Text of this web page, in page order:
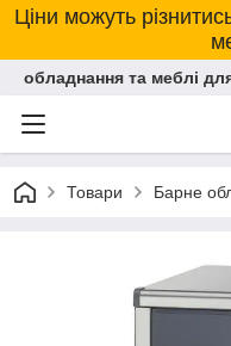
Ціни можуть
обладнання та меблі
Товари Барне